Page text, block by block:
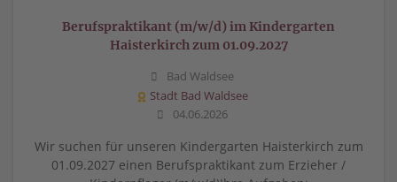
Berufspraktikant (m/w/d) im Kindergarten
Haisterkirch zum 01.09.2027
Bad Waldsee
Stadt Bad Waldsee
04.06.2026
Wir suchen für unseren Kindergarten Haisterkirch zum
01.09.2027 einen Berufspraktikant zum Erzieher /